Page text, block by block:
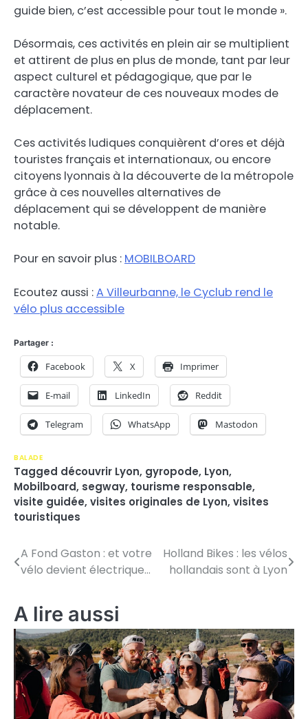
guide bien, c’est accessible pour tout le monde ».
Désormais, ces activités en plein air se multiplient
et attirent de plus en plus de monde, tant par leur
aspect culturel et pédagogique, que par le
caractère novateur de ces nouveaux modes de
déplacement.
Ces activités ludiques conquièrent d’ores et déjà
touristes français et internationaux, ou encore
citoyens lyonnais à la découverte de la métropole
grâce à ces nouvelles alternatives de
déplacement qui se développent de manière
notable.
Pour en savoir plus : MOBILBOARD
Ecoutez aussi :A Villeurbanne, le Cyclub rend le
vélo plus accessible
Partager :
Facebook X Imprimer
E-mail LinkedIn Reddit
Telegram WhatsApp Mastodon
BALADE
Tagged découvrir Lyon, gyropode, Lyon,
Mobilboard, segway, tourisme responsable,
visite guidée, visites originales de Lyon, visites
touristiques
N
v
i
g
a
t
A Fond Gaston : et votre
vélo devient électrique…
Holland Bikes : les vélos
hollandais sont à Lyon
A lire aussi